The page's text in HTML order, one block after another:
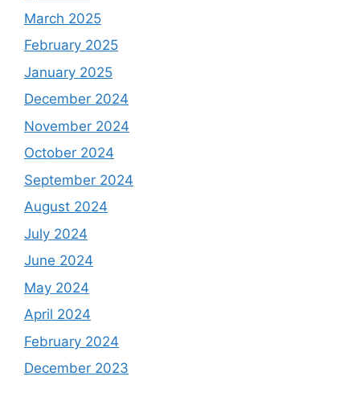
March 2025
February 2025
January 2025
December 2024
November 2024
October 2024
September 2024
August 2024
July 2024
June 2024
May 2024
April 2024
February 2024
December 2023